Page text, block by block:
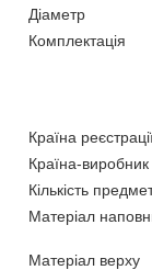
Діаметр
Комплектація
Країна
Країна-
Кількість
Матеріал
Матеріал верху